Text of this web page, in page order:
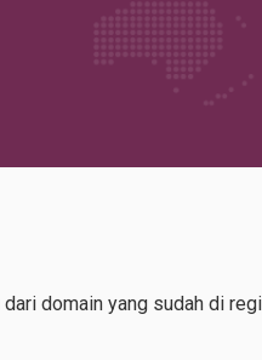
domain yang sudah di